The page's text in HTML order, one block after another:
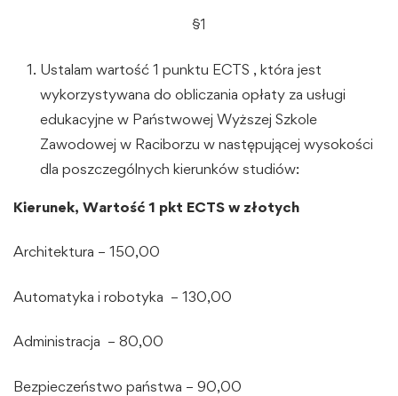
§1
Ustalam wartość 1 punktu ECTS , która jest
wykorzystywana do obliczania opłaty za usługi
edukacyjne w Państwowej Wyższej Szkole
Zawodowej w Raciborzu w następującej wysokości
dla poszczególnych kierunków studiów:
Kierunek, Wartość 1 pkt ECTS w złotych
Architektura – 150,00
Automatyka i robotyka – 130,00
Administracja – 80,00
Bezpieczeństwo państwa – 90,00